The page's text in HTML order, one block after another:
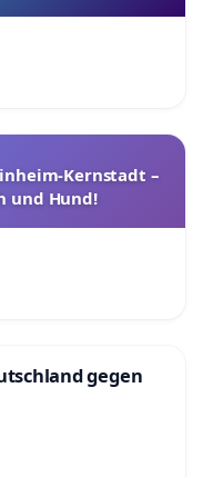
Kernstadt –
und Hund!
gegen